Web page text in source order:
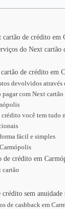
de crédito em
do Next
de crédito em
devolvidos
com Next cartão
você tem tudo
fácil e simples
de crédito em
cartão
sem
de cashback em